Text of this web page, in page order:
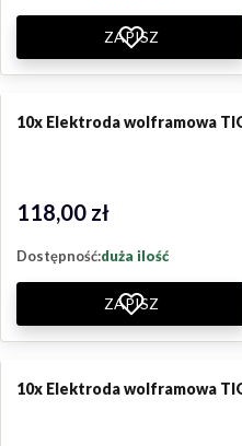
ZAPISZ
10x Elektroda wolframowa
Cena
118,00 zł
Dostępność:duża ilość
ZAPISZ
10x Elektroda wolframowa